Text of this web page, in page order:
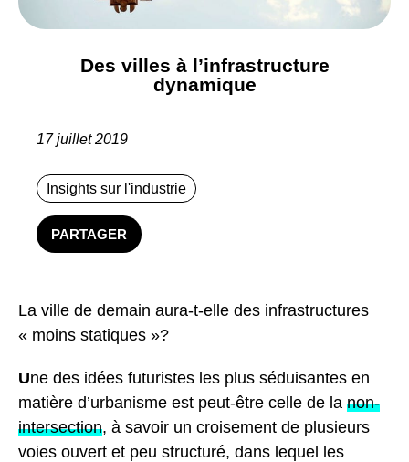
Des villes à l’infrastructure
dynamique
17 juillet 2019
Insights sur l'industrie
PARTAGER
La ville de demain aura-t-elle des infrastructures
« moins statiques »?
Une des idées futuristes les plus séduisantes en
matière d’urbanisme est peut-être celle de la non-
intersection, à savoir un croisement de plusieurs
voies ouvert et peu structuré, dans lequel les